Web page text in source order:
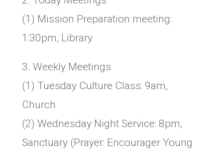
(1) Mission Preparation meeting:
1:30pm, Library
3. Weekly Meetings
(1) Tuesday Culture Class: 9am,
Church
(2) Wednesday Night Service: 8pm,
Sanctuary (Prayer: Encourager Young